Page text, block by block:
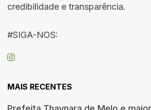
credibilidade e transparência.
#SIGA-NOS:
MAIS RECENTES